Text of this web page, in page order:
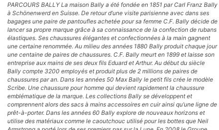
PARCOURS BALLY La maison Bally a été fondée en 1851 par Carl Franz Bally
à Schönenwerd en Suisse. De retour d’une visite parisienne avec dans ses
bagages une paire de pantoufles achetée pour sa femme C.F. Bally décide de
lancer sa propre marque grâce à sa connaissance de la confection de rubans
élastiques. Ses chaussures élégantes et confectionnées à la main gagnent
une certaine renommée. Au milieu des années 1880 Bally produit chaque jour
une centaine de paires de chaussures. C.F. Bally meurt en 1899 et laisse son
entreprise aux mains de ses deux fils Eduard et Arthur. Au début du siècle
Bally compte 3200 employés et produit plus de 2 millions de paires de
chaussures par an. Dans les années 50 Max Bally le petit fils crée le modèle
Scribe. Une chaussure pour homme qui devient rapidement la chaussure
emblématique de la marque. Les collections Bally se développent et
comprennent alors des sacs à mains accessoires en cuir ainsi qu’une ligne de
prêt-à-porter. Dans les années 60 Bally explore de nouveaux horizons et
utilise des matériaux comme le caoutchouc utilisé pour les bottes que Neil